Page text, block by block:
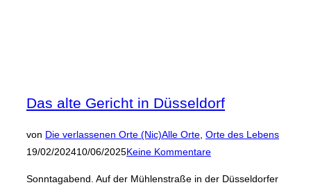
Das alte Gericht in Düsseldorf
von Die verlassenen Orte (Nic)Alle Orte Orte des Lebens
19/02/202410/06/2025Keine Kommentare
Sonntagabend. Auf der Mühlenstraße in der Düsseldorfer